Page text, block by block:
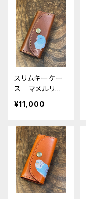
栃木レザー
スリムキーケー
ス マメルリ
ハ ブルー Br
own ブラウ
は 栃木レザー
¥11,000